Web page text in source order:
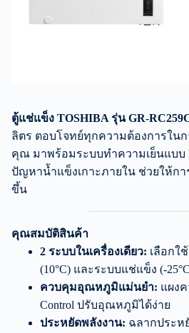
ตู้แช่แข็ง TOSHIBA รุ่น GR-
ลิตร ตอบโจทย์ทุกความต้องการใน
คุณ มาพร้อมระบบทำความเย็นแบบ
ปัญหาน้ำแข็งเกาะภายใน ช่วยให้กา
ขึ้น
คุณสมบัติสินค้า
2 ระบบในเครื่องเดียว: เลือกใ
(10°C) และระบบแช่แข็ง (-
ควบคุมอุณหภูมิแม่นยำ: แผง
Control ปรับอุณหภูมิได้ง่าย
ประหยัดพลังงาน: ฉลากประห